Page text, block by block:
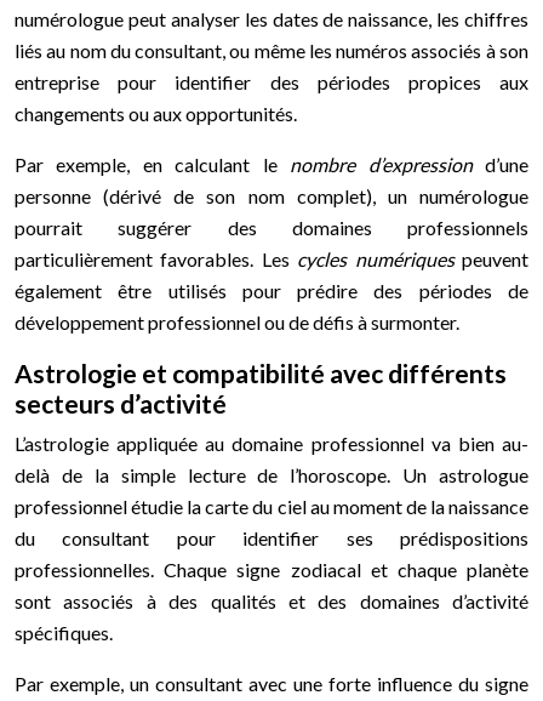
numérologue peut analyser les dates de naissance, les chiffres
liés au nom du consultant, ou même les numéros associés à son
entreprise pour identifier des périodes propices aux
changements ou aux opportunités.
Par exemple, en calculant le nombre d’expressiond’une
personne (dérivé de son nom complet), un numérologue
pourrait suggérer des domaines professionnels
particulièrement favorables. Les cycles numériquespeuvent
également être utilisés pour prédire des périodes de
développement professionnel ou de défis à surmonter.
Astrologie et compatibilité avec différents
secteurs d’activité
L’astrologie appliquée au domaine professionnel va bien au-
delà de la simple lecture de l’horoscope. Un astrologue
professionnel étudie la carte du ciel au moment de la naissance
du consultant pour identifier ses prédispositions
professionnelles. Chaque signe zodiacal et chaque planète
sont associés à des qualités et des domaines d’activité
spécifiques.
Par exemple, un consultant avec une forte influence du signe